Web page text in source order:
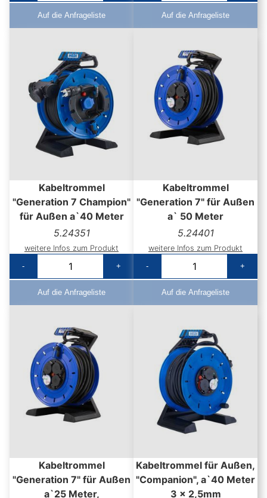
Auf die Anfrageliste Auf die Anfrageliste
Kabeltrommel
"Generation 7 Champion"
für Außen a`40 Meter
5.24351
weitere Infos zum Produkt
-
+
Auf die Anfrageliste
Kabeltrommel
"Generation 7" für Außen
a` 50 Meter
5.24401
weitere Infos zum Produkt
-
+
Auf die Anfrageliste
Kabeltrommel
"Generation 7" für Außen
a`25 Meter,
Kabeltrommel für Außen,
"Companion", a`40 Meter
3 x 2,5mm